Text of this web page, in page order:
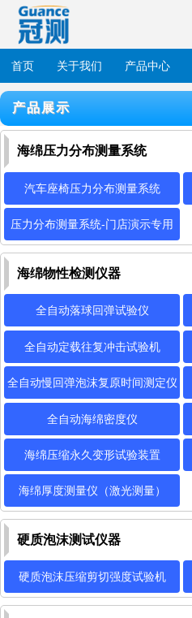
首页 关于我们 产品中心
产品展示
海绵压力分布测量系统
汽车座椅压力分布测量系统
压力分布测量系统-门店演示专用
海绵物性检测仪器
全自动落球回弹试验仪
全自动定载往复冲击试验机
全自动慢回弹泡沫复原时间测定仪
全自动海绵密度仪
海绵压缩永久变形试验装置
海绵厚度测量仪（激光测量）
硬质泡沫测试仪器
硬质泡沫压缩剪切强度试验机